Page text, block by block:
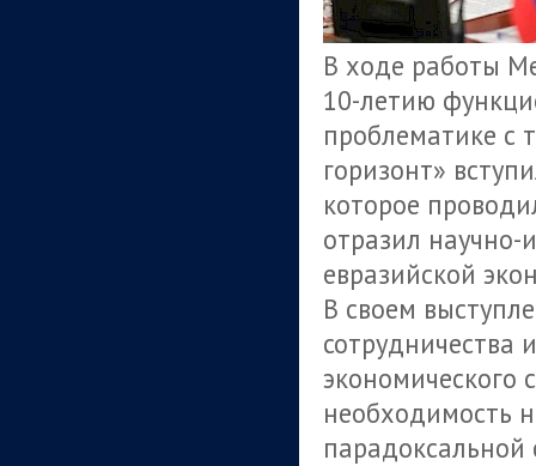
В ходе работы
10-летию
проблематике с
горизонт»
которое
отразил научно-
евразийской
В своем
сотрудничества
экономического
необходимость
парадоксальной